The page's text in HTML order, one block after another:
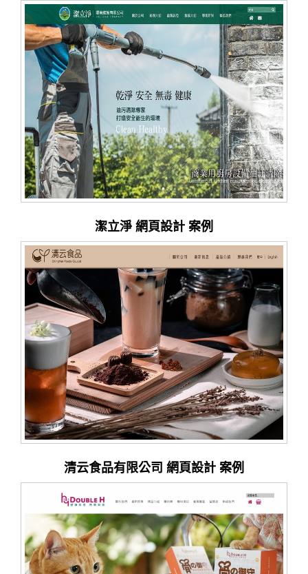
潔立淨 網頁設計 案例
清云食品有限公司 網頁設計 案例